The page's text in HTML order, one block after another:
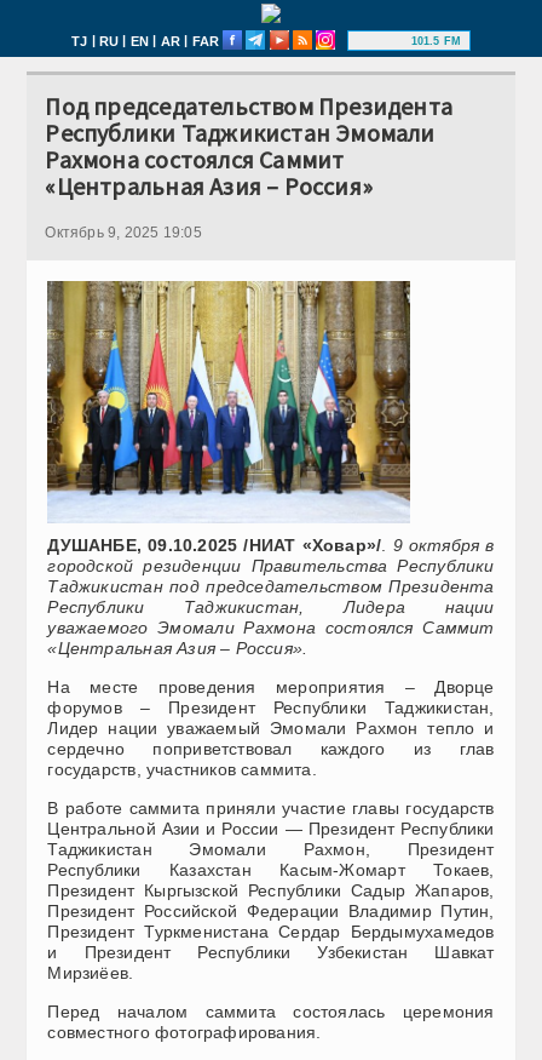
TJ | RU | EN | AR | FAR 101.5 FM
Под председательством Президента
Республики Таджикистан Эмомали
Рахмона состоялся Саммит
«Центральная Азия – Россия»
Октябрь 9, 2025 19:05
ДУШАНБЕ, 09.10.2025 /НИАТ «Ховар»/
9 октября в
городской резиденции Правительства Республики
Таджикистан под председательством Президента
Республики Таджикистан, Лидера нации
уважаемого Эмомали Рахмона состоялся Саммит
«Центральная Азия – Россия».
На месте проведения мероприятия – Дворце
форумов – Президент Республики Таджикистан,
Лидер нации уважаемый Эмомали Рахмон тепло и
сердечно поприветствовал каждого из глав
государств, участников саммита.
В работе саммита приняли участие главы государств
Центральной Азии и России — Президент Республики
Таджикистан Эмомали Рахмон, Президент
Республики Казахстан Касым-Жомарт Токаев,
Президент Кыргызской Республики Садыр Жапаров,
Президент Российской Федерации Владимир Путин,
Президент Туркменистана Сердар Бердымухамедов
и Президент Республики Узбекистан Шавкат
Мирзиёев.
Перед началом саммита состоялась церемония
совместного фотографирования.